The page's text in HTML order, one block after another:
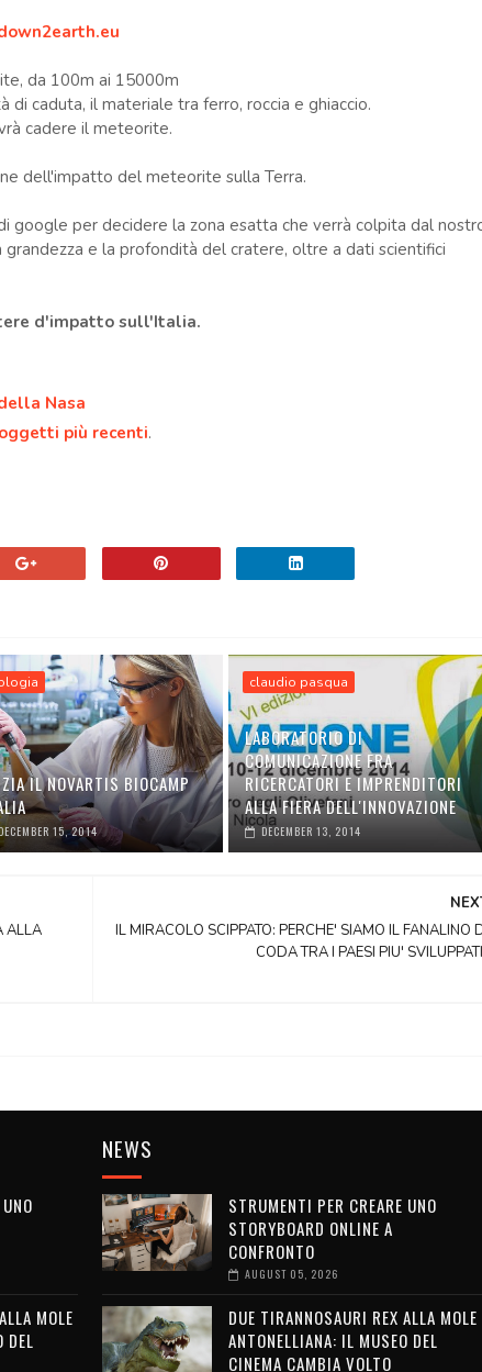
da 100m ai 15000m
caduta, il materiale tra ferro, roccia e ghiaccio.
cadere il meteorite.
dell'impatto del meteorite sulla Terra.
google per decidere la zona esatta che verrà colpita dal
e la profondità del cratere, oltre a dati scientifici
d'impatto sull'Italia.
Nasa
più recenti.
IL NOVARTIS BIOCAMP
15, 2014
claudio pasqua
LABORATORIO DI
COMUNICAZIONE FRA
RICERCATORI E IMPRENDITORI
ALLA FIERA DELL'INNOVAZIONE
DECEMBER 13, 2014
IL MIRACOLO SCIPPATO: PERCHE' SIAMO IL FANALINO
CODA TRA I PAESI PIU'
ALLA
MOLE
DEL
NEWS
STRUMENTI PER CREARE UNO
STORYBOARD ONLINE A
CONFRONTO
AUGUST 05, 2026
DUE TIRANNOSAURI REX ALLA MOLE
ANTONELLIANA: IL MUSEO DEL
CINEMA CAMBIA VOLTO